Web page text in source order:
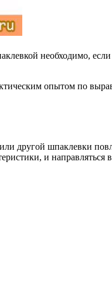
необходимо, если
опытом по
другой шпаклевки
и направляться